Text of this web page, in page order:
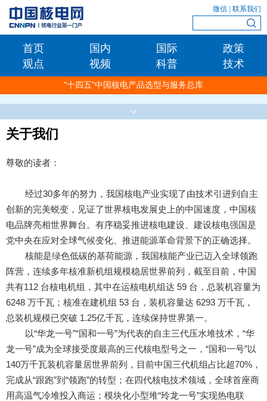
微信 联系我们
首页 国内 国际
政策
观点
视频 科普 技术
"十四五"中国核电产品选型与服务总库
关于我们
尊敬的读者：
经过30多年的努力，我国核电产业实现了由技术引进到自主
创新的完美蜕变，见证了世界核电发展史上的中国速度，中国核
电品牌亮相世界舞台。有序稳妥推进核电建设、建设核电强国是
党中央在应对全球气候变化、推进能源革命背景下的正确选择。
核能是绿色低碳的基荷能源，我国核能产业已迈入全球领跑
阵营，连续多年核准新机组规模稳居世界前列，截至目前，中国
共有112 台核电机组，其中在运核电机组达 59 台，总装机容量为
6248 万千瓦；核准在建机组 53 台，装机容量达 6293 万千瓦，
总装机规模已突破 1.25亿千瓦，连续保持世界第一。
以“华龙一号”“国和一号”为代表的自主三代压水堆技术，“华
龙一号”成为全球接受度最高的三代核电型号之一，“国和一号”以
140万千瓦装机容量居世界前列，目前中国三代机组占比超70%，
完成从“跟跑”到“领跑”的转型；在四代核电技术领域，全球首座商
用高温气冷堆投入商运；模块化小型堆“玲龙一号”实现热电联